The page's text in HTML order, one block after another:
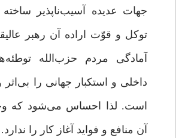
جهات عدیده آسیب‌ناپذیر
توکل و قوّت اراده آن رهبر
آمادگی مردم حزب‌الله
داخلی و استکبار جهانی را
است. لذا احساس می‌شود که
آن منافع و فواید آغاز کار را